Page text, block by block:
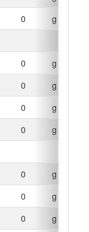
0
g
0
g
0
g
0
g
0
g
0
g
0
g
0
g